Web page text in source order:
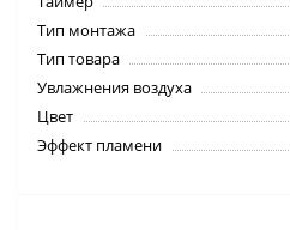
Тип монтажа
Тип товара
Увлажнения воздуха
Цвет
Эффект пламени